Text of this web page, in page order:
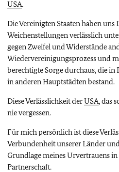
USA.
Die Vereinigten Staaten haben uns
Weichenstellungen verlässlich
gegen Zweifel und Widerstände
Wiedervereinigungsprozess und
berechtigte Sorge durchaus, die
in anderen Hauptstädten bestand.
Diese Verlässlichkeit derUSA, das
nie vergessen.
Für mich persönlich ist diese
Verbundenheit unserer Länder
Grundlage meines Urvertrauens
Partnerschaft.